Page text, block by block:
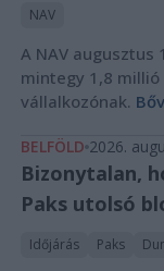
NAV
A NAV
mintegy 1,8
vállalkozónak.
BELFÖLD 2026.
Bizonytalan,
Paks utolsó
Időjárás Paks